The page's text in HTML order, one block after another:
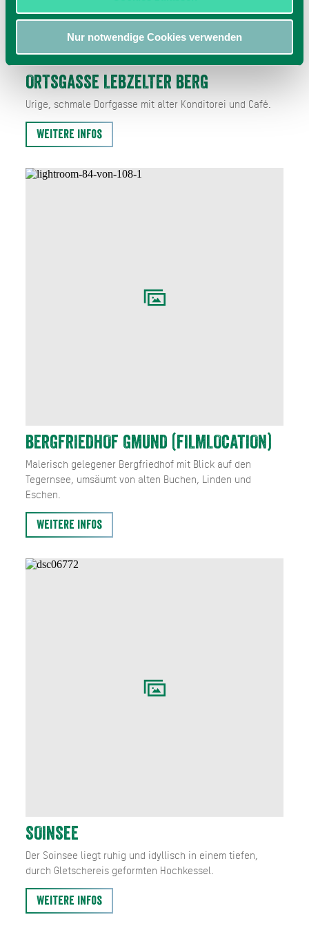
Nur notwendige Cookies verwenden
ORTSGASSE LEBZELTER BERG
Urige, schmale Dorfgasse mit alter Konditorei und Café.
Weitere Infos
BERGFRIEDHOF GMUND (FILMLOCATION)
Malerisch gelegener Bergfriedhof mit Blick auf den
Tegernsee, umsäumt von alten Buchen, Linden und
Eschen.
Weitere Infos
SOINSEE
Der Soinsee liegt ruhig und idyllisch in einem tiefen,
durch Gletschereis geformten Hochkessel.
Weitere Infos